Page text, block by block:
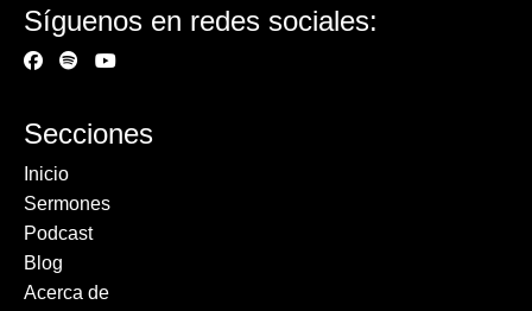
Síguenos en redes sociales:
Secciones
Inicio
Sermones
Podcast
Blog
Acerca de